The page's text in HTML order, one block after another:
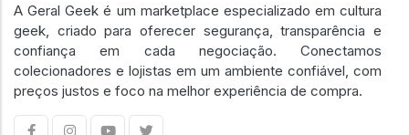
A Geral Geek é um marketplace especializado em cultura
geek, criado para oferecer segurança, transparência e
confiança em cada negociação. Conectamos
colecionadores e lojistas em um ambiente confiável, com
preços justos e foco na melhor experiência de compra.